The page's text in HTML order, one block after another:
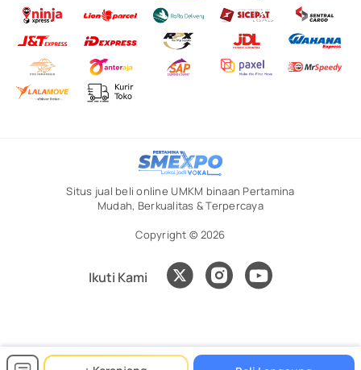
Situs jual beli online UMKM binaan Pertamina
Mudah, Berkualitas & Terpercaya
Copyright © 2026
Ikuti Kami